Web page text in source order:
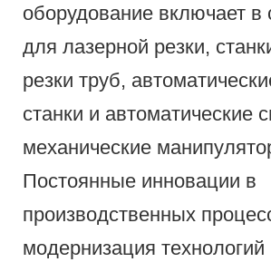
оборудование включает в
для лазерной резки,
резки труб,
станки и автоматические
механические
Постоянные инновации в
производственных
модернизация технологий